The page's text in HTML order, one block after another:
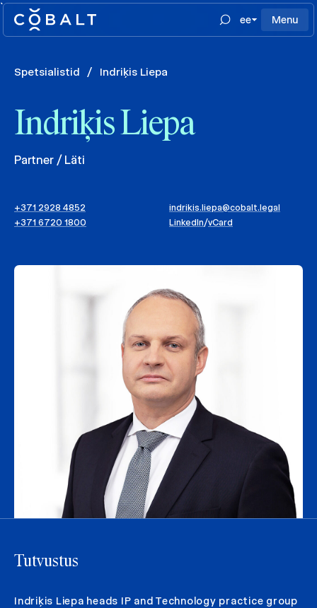
`
ee
Menu
Spetsialistid / Indriķis Liepa
Indriķis Liepa
Partner / Läti
+371 2928 4852
+371 6720 1800
indrikis.liepa@cobalt.legal
LinkedIn/vCard
Tutvustus
Indriķis Liepa heads IP and Technology practice group